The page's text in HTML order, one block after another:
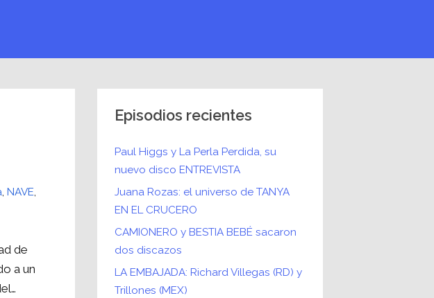
,NAVE,
de
a un
Episodios recientes
Paul Higgs y La Perla Perdida, su
nuevo disco ENTREVISTA
Juana Rozas: el universo de TANYA
EN EL CRUCERO
CAMIONERO y BESTIA BEBÉ sacaron
dos discazos
LA EMBAJADA: Richard Villegas (RD) y
Trillones (MEX)